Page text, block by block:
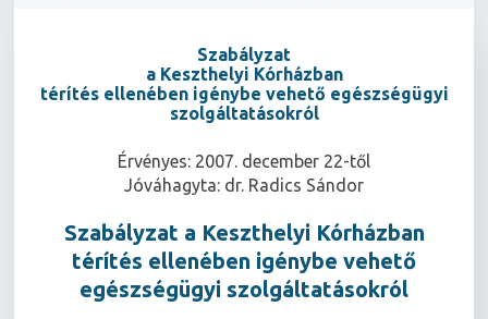
Szabályzat
a Keszthelyi Kórházban
térítés ellenében igénybe vehető egészségügyi
szolgáltatásokról
Érvényes: 2007. december 22-től
Jóváhagyta: dr. Radics Sándor
Szabályzat a Keszthelyi Kórházban
térítés ellenében igénybe vehető
egészségügyi szolgáltatásokról